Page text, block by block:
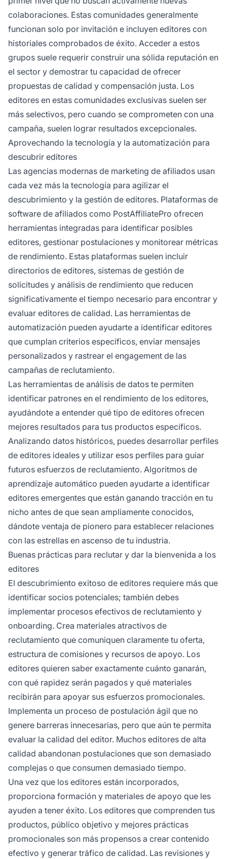
colaboraciones. Estas comunidades generalmente
funcionan solo por invitación e incluyen editores con
historiales comprobados de éxito. Acceder a estos
grupos suele requerir construir una sólida reputación en
el sector y demostrar tu capacidad de ofrecer
propuestas de calidad y compensación justa. Los
editores en estas comunidades exclusivas suelen ser
más selectivos, pero cuando se comprometen con una
campaña, suelen lograr resultados excepcionales.
Aprovechando la tecnología y la automatización para
descubrir editores
Las agencias modernas de marketing de afiliados usan
cada vez más la tecnología para agilizar el
descubrimiento y la gestión de editores. Plataformas de
software de afiliados como PostAffiliatePro ofrecen
herramientas integradas para identificar posibles
editores, gestionar postulaciones y monitorear métricas
de rendimiento. Estas plataformas suelen incluir
directorios de editores, sistemas de gestión de
solicitudes y análisis de rendimiento que reducen
significativamente el tiempo necesario para encontrar y
evaluar editores de calidad. Las herramientas de
automatización pueden ayudarte a identificar editores
que cumplan criterios específicos, enviar mensajes
personalizados y rastrear el engagement de las
campañas de reclutamiento.
Las herramientas de análisis de datos te permiten
identificar patrones en el rendimiento de los editores,
ayudándote a entender qué tipo de editores ofrecen
mejores resultados para tus productos específicos.
Analizando datos históricos, puedes desarrollar perfiles
de editores ideales y utilizar esos perfiles para guiar
futuros esfuerzos de reclutamiento. Algoritmos de
aprendizaje automático pueden ayudarte a identificar
editores emergentes que están ganando tracción en tu
nicho antes de que sean ampliamente conocidos,
dándote ventaja de pionero para establecer relaciones
con las estrellas en ascenso de tu industria.
Buenas prácticas para reclutar y dar la bienvenida a los
editores
El descubrimiento exitoso de editores requiere más que
identificar socios potenciales; también debes
implementar procesos efectivos de reclutamiento y
onboarding. Crea materiales atractivos de
reclutamiento que comuniquen claramente tu oferta,
estructura de comisiones y recursos de apoyo. Los
editores quieren saber exactamente cuánto ganarán,
con qué rapidez serán pagados y qué materiales
recibirán para apoyar sus esfuerzos promocionales.
Implementa un proceso de postulación ágil que no
genere barreras innecesarias, pero que aún te permita
evaluar la calidad del editor. Muchos editores de alta
calidad abandonan postulaciones que son demasiado
complejas o que consumen demasiado tiempo.
Una vez que los editores están incorporados,
proporciona formación y materiales de apoyo que les
ayuden a tener éxito. Los editores que comprenden tus
productos, público objetivo y mejores prácticas
promocionales son más propensos a crear contenido
efectivo y generar tráfico de calidad. Las revisiones y